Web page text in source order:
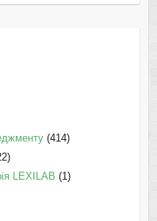
(414)
LEXILAB (1)